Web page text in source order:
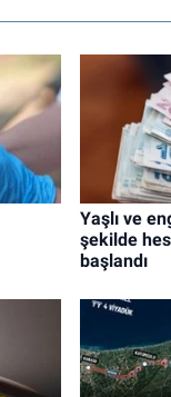
Yaşlı ve
şekilde
başlandı